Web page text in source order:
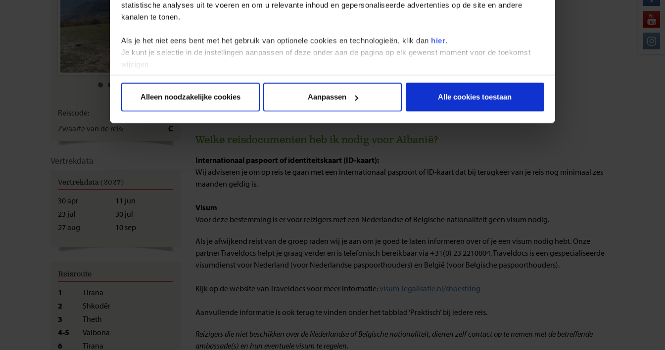
statistische analyses uit te voeren en om u relevante inhoud en gepersonaliseerde advertenties op de site en andere
kanalen te tonen.
Als je het niet eens bent met het gebruik van optionele cookies en technologieën, klik dan hier.
Je kunt je selectie in de instellingen aanpassen of deze onder aan de pagina op elk gewenst moment voor de toekomst
wijzigen.
Alleen noodzakelijke cookies
Aanpassen Alle cookies toestaan
Reiscode:
SAB
Zwaarte van de reis:
C
Vertrekdata
Vertrekdata (2027)
30 apr
11 jun
23 jul
30 jul
27 aug
10 sep
Reisroute
1
Tirana
2
Shkodër
3
Theth
4-5
Valbona
6
Tirana
Gaan we naar dezelfde plaatsen als 'Wie is de Mol 2022'?
Wat kun je zoal eten in Albanië?
Heb ik een wereldstekker nodig?
Kan ik gemakkelijk pinnen tijdens de reis?
Wanneer heeft mijn reis een gegarandeerd vertrek?
Wat kun jij doen om de negatieve impact van je reis te verkleinen en te verbeteren?
De feiten op een rij
Welke reisdocumenten heb ik nodig voor Albanië?
Internationaal paspoort of identiteitskaart (ID-kaart):
Wij adviseren je om op reis te gaan met een internationaal paspoort of ID-kaart dat bij terugkeer van je reis nog minimaal zes
maanden geldig is.
Visum
Voor deze bestemming is er voor reizigers met een Nederlandse of Belgische nationaliteit geen visum nodig.
Als je afwijkend reist van de groep raden wij je aan om je goed te laten informeren over of je een visum nodig hebt. Onze
partner Traveldocs helpt je graag verder en is telefonisch bereikbaar via +31(0) 23 2210004. Traveldocs is een gespecialiseerde
visumdienst voor Nederland (voor Nederlandse paspoorthouders) en België (voor Belgische paspoorthouders).
Kijk op de website van Traveldocs voor meer informatie:visum-legalisatie.nl/shoestring
Aanvullende informatie is ook terug te vinden onder het tabblad ‘Praktisch’ bij iedere reis.
Reizigers die niet beschikken over de Nederlandse of Belgische nationaliteit, dienen zelf contact op te nemen met de betreffende
ambassade(s) en hun eventuele visum te regelen.